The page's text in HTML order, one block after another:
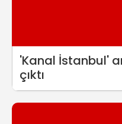
'Kanal İstanbul'
çıktı